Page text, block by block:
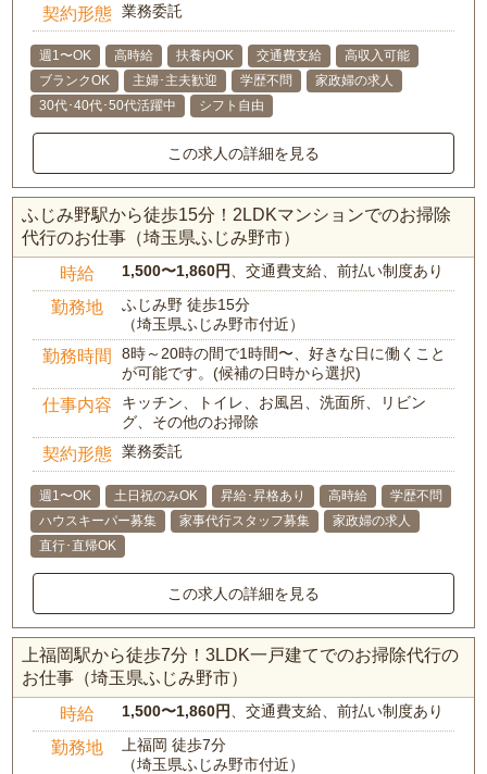
契約形態 業務委託
週1〜OK 高時給 扶養内OK 交通費支給
高収入可能
ブランクOK
主婦･主夫歓迎 学歴不問
家政婦の求人
30代･40代･50代活躍中
シフト自由
この求人の詳細を見る
ふじみ野駅から徒歩15分！2LDKマンションでのお掃除
代行のお仕事（埼玉県ふじみ野市）
時給 1,500〜1,860円 、交通費支給、前払い制度あり
勤務地
ふじみ野 徒歩15分
（埼玉県ふじみ野市付近）
勤務時間
8時～20時の間で1時間〜、好きな日に働くこと
が可能です。(候補の日時から選択)
仕事内容
キッチン、トイレ、お風呂、洗面所、リビン
グ、その他のお掃除
契約形態 業務委託
週1〜OK 土日祝のみOK 昇給･昇格あり 高時給
学歴不問
ハウスキーパー募集
家事代行スタッフ募集
家政婦の求人
直行･直帰OK
この求人の詳細を見る
上福岡駅から徒歩7分！3LDK一戸建てでのお掃除代行の
お仕事（埼玉県ふじみ野市）
時給 1,500〜1,860円 、交通費支給、前払い制度あり
勤務地
上福岡 徒歩7分
（埼玉県ふじみ野市付近）